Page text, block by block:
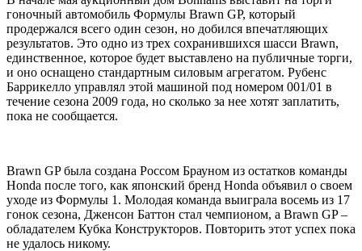
гоночный автомобиль Формулы Brawn GP, который
продержался всего один сезон, но добился впечатляющих
результатов. Это одно из трех сохранившихся шасси Brawn,
единственное, которое будет выставлено на публичные торги,
и оно оснащено стандартным силовым агрегатом. Рубенс
Баррикелло управлял этой машиной под номером 001/01 в
течение сезона 2009 года, но сколько за нее хотят заплатить,
пока не сообщается.
Brawn GP была создана Россом Брауном из остатков команды
Honda после того, как японский бренд Honda объявил о своем
уходе из Формулы 1. Молодая команда выиграла восемь из 17
гонок сезона, Дженсон Баттон стал чемпионом, а Brawn GP –
обладателем Кубка Конструкторов. Повторить этот успех пока
не удалось никому.